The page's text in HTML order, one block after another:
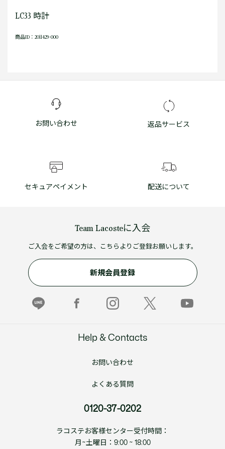
LC33 時計
商品ID：2011429-000
お問い合わせ 返品サービス
セキュアペイメント 配送について
Team Lacosteに入会
ご入会をご希望の方は、こちらよりご登録お願いします。
新規会員登録
Help & Contacts
お問い合わせ
よくある質問
0120-37-0202
ラコステお客様センター受付時間：
月~土曜日：9:00 ~ 18:00